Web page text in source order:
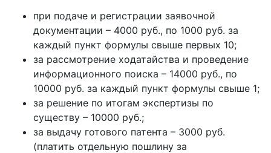
при подаче и регистрации заявочной
документации – 4000 руб., по 1000 руб. за
каждый пункт формулы свыше первых 10;
за рассмотрение ходатайства и проведение
информационного поиска – 14000 руб., по
10000 руб. за каждый пункт формулы свыше 1;
за решение по итогам экспертизы по
существу – 10000 руб.;
за выдачу готового патента – 3000 руб.
(платить отдельную пошлину за